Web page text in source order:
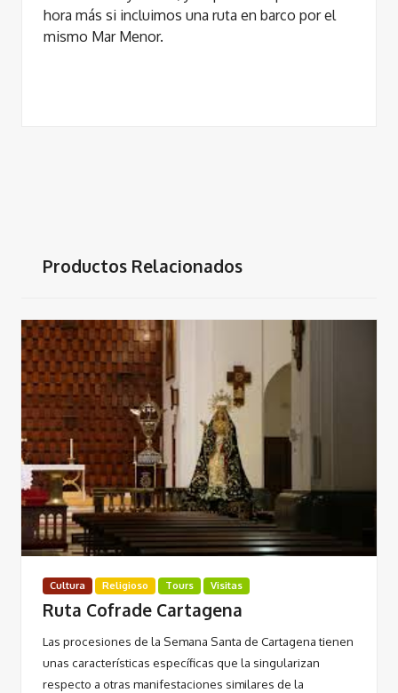
hora más si incluimos una ruta en barco por el
mismo Mar Menor.
Productos Relacionados
Cultura Religioso Tours Visitas
Ruta Cofrade Cartagena
Las procesiones de la Semana Santa de Cartagena tienen
unas características específicas que la singularizan
respecto a otras manifestaciones similares de la